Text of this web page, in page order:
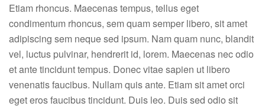
Etiam rhoncus. Maecenas tempus, tellus eget
condimentum rhoncus, sem quam semper libero, sit amet
adipiscing sem neque sed ipsum. Nam quam nunc, blandit
vel, luctus pulvinar, hendrerit id, lorem. Maecenas nec odio
et ante tincidunt tempus. Donec vitae sapien ut libero
venenatis faucibus. Nullam quis ante. Etiam sit amet orci
eget eros faucibus tincidunt. Duis leo. Duis sed odio sit